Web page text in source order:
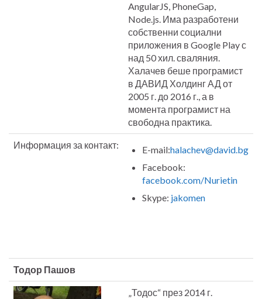
AngularJS, PhoneGap,
Node.js. Има разработени
собственни социални
приложения в Google Play с
над 50 хил. сваляния.
Халачев беше програмист
в ДАВИД Холдинг АД от
2005 г. до 2016 г., а в
момента програмист на
свободна практика.
Информация за контакт: E-mail:halachev@david.bg
Facebook:
facebook.com/Nurietin
Skype: jakomen
Тодор Пашов
„Тодос“ през 2014 г.